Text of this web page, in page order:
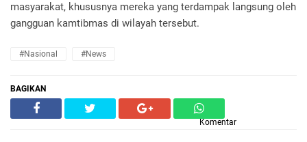
masyarakat, khususnya mereka yang terdampak langsung oleh
gangguan kamtibmas di wilayah tersebut.
#Nasional #News
BAGIKAN
Komentar